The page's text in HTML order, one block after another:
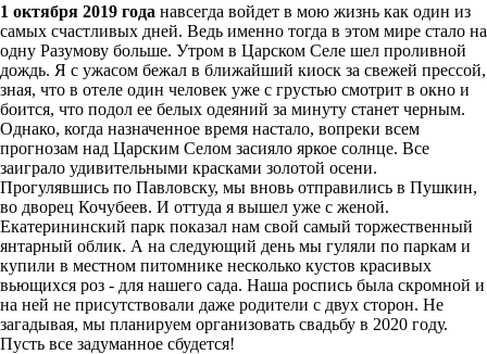
1 октября 2019 года навсегда войдет в мою жизнь как один из
самых счастливых дней. Ведь именно тогда в этом мире стало на
одну Разумову больше. Утром в Царском Селе шел проливной
дождь. Я с ужасом бежал в ближайший киоск за свежей прессой,
зная, что в отеле один человек уже с грустью смотрит в окно и
боится, что подол ее белых одеяний за минуту станет черным.
Однако, когда назначенное время настало, вопреки всем
прогнозам над Царским Селом засияло яркое солнце. Все
заиграло удивительными красками золотой осени.
Прогулявшись по Павловску, мы вновь отправились в Пушкин,
во дворец Кочубеев. И оттуда я вышел уже с женой.
Екатерининский парк показал нам свой самый торжественный
янтарный облик. А на следующий день мы гуляли по паркам и
купили в местном питомнике несколько кустов красивых
вьющихся роз - для нашего сада. Наша роспись была скромной и
на ней не присутствовали даже родители с двух сторон. Не
загадывая, мы планируем организовать свадьбу в 2020 году.
Пусть все задуманное сбудется!